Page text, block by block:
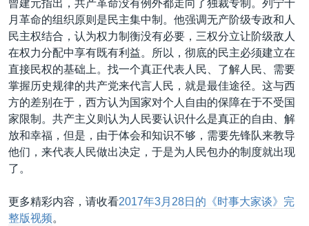
曾建元指出，共产革命没有例外都走向了独裁专制。列宁十
月革命的组织原则是民主集中制。他强调无产阶级专政和人
民主权结合，认为权力制衡没有必要，三权分立让阶级敌人
在权力分配中享有既有利益。所以，彻底的民主必须建立在
直接民权的基础上。找一个真正代表人民、了解人民、需要
掌握历史规律的共产党来代言人民，就是最佳途径。这与西
方的差别在于，西方认为国家对个人自由的保障在于不受国
家限制。共产主义则认为人民要认识什么是真正的自由、解
放和幸福，但是，由于体会和知识不够，需要先锋队来教导
他们，来代表人民做出决定，于是为人民包办的制度就出现
了。
更多精彩内容，请收看2017年3月28日的《时事大家谈》完
整版视频。